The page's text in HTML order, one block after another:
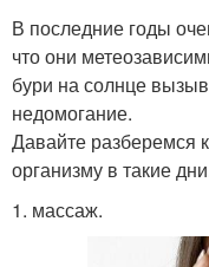
В последние годы
что они
бури на солнце
недомогание.
Давайте разберемся
организму в такие
1. массаж.